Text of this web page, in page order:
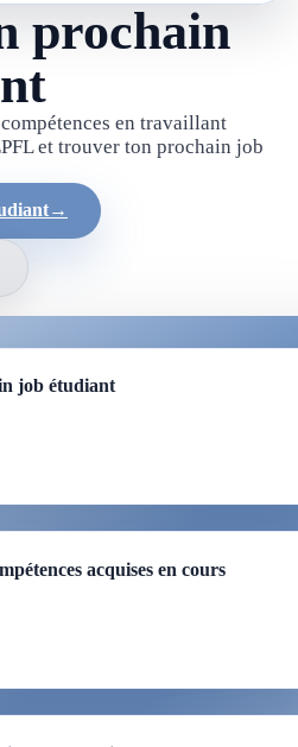
prochain
en travaillant
et trouver ton prochain job
→
job étudiant
acquises en cours